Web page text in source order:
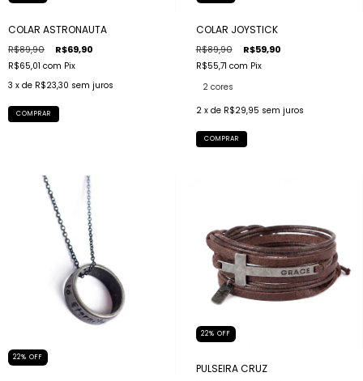
COLAR ASTRONAUTA
R$89,90 R$69,90
R$65,01 com Pix
3 x de R$23,30 sem juros
COMPRAR
COLAR JOYSTICK
R$89,90 R$59,90
R$55,71 com Pix
2 cores
2 x de R$29,95 sem juros
COMPRAR
22% OFF
22% OFF
PULSEIRA CRUZ